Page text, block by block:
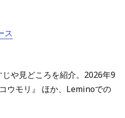
ス
や見どころを紹介。2026年9
ウモリ』 ほか、Leminoでの